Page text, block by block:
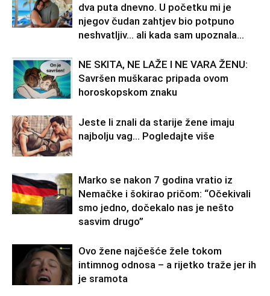
dva puta dnevno. U početku mi je
njegov čudan zahtjev bio potpuno
neshvatljiv… ali kada sam upoznala...
NE SKITA, NE LAŽE I NE VARA ŽENU:
Savršen muškarac pripada ovom
horoskopskom znaku
Jeste li znali da starije žene imaju
najbolju vag… Pogledajte više
Marko se nakon 7 godina vratio iz
Nemačke i šokirao pričom: “Očekivali
smo jedno, dočekalo nas je nešto
sasvim drugo”
Ovo žene najčešće žele tokom
intimnog odnosa – a rijetko traže jer ih
je sramota